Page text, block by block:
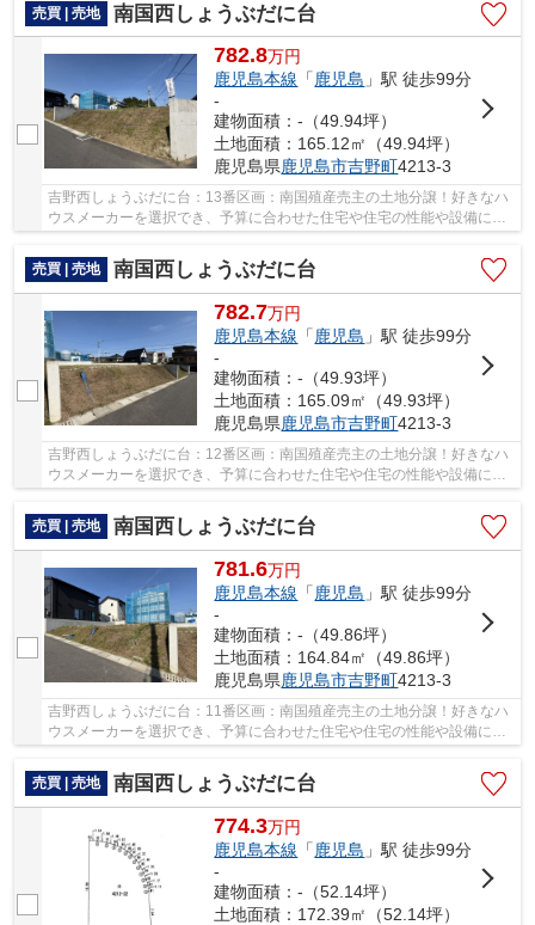
売買 | 売地
南国西しょうぶだに台
782.8万円
鹿児島本線 「鹿児島 」駅 徒歩99分
-
建物面積：-（49.94坪）
土地面積：165.12㎡（49.94坪）
鹿児島県鹿児島市吉野町4213-3
吉野西しょうぶだに台：13番区画：南国殖産売主の土地分譲！好きなハ
ウスメーカーを選択でき、予算に合わせた住宅や住宅の性能や設備にこ
売買 | 売地
南国西しょうぶだに台
782.7万円
鹿児島本線 「鹿児島 」駅 徒歩99分
-
建物面積：-（49.93坪）
土地面積：165.09㎡（49.93坪）
鹿児島県鹿児島市吉野町4213-3
吉野西しょうぶだに台：12番区画：南国殖産売主の土地分譲！好きなハ
ウスメーカーを選択でき、予算に合わせた住宅や住宅の性能や設備にこ
売買 | 売地
南国西しょうぶだに台
781.6万円
鹿児島本線 「 鹿児島 」駅 徒歩99分
-
建物面積：-（49.86坪）
土地面積：164.84㎡（49.86坪）
鹿児島県鹿児島市吉野町4213-3
吉野西しょうぶだに台：11番区画：南国殖産売主の土地分譲！好きなハ
ウスメーカーを選択でき、予算に合わせた住宅や住宅の性能や設備にこ
売買 | 売地
南国西しょうぶだに台
774.3万円
鹿児島本線 「 鹿児島 」駅 徒歩99分
-
建物面積：-（52.14坪）
土地面積：172.39㎡（52.14坪）